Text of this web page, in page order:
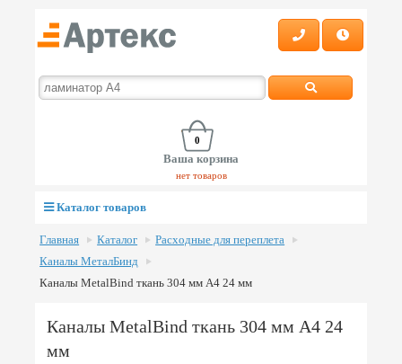
0
Ваша корзина
нет товаров
Каталог товаров
Главная Каталог
Расходные для переплета
Каналы МеталБинд
Каналы MetalBind ткань 304 мм А4 24 мм
Каналы MetalBind ткань 304 мм А4 24
мм